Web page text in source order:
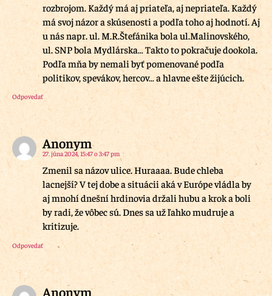
rozbrojom. Každý má aj priateľa, aj nepriateľa. Každý
má svoj názor a skúsenosti a podľa toho aj hodnotí. Aj
u nás napr. ul. M.R.Štefánika bola ul.Malinovského,
ul. SNP bola Mydlárska… Takto to pokračuje dookola.
Podľa mňa by nemali byť pomenované podľa
politikov, spevákov, hercov… a hlavne ešte žijúcich.
Odpovedať
Anonym
27. júna 2024, 15:47 o 3:47 pm
Zmenil sa názov ulice. Huraaaa. Bude chleba
lacnejší? V tej dobe a situácii aká v Európe vládla by
aj mnohí dnešní hrdinovia držali hubu a krok a boli
by radi, že vôbec sú. Dnes sa už ľahko mudruje a
kritizuje.
Odpovedať
Anonym